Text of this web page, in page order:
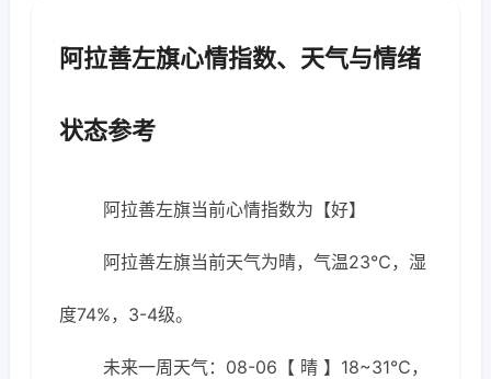
阿拉善左旗心情指数、天气与情绪
状态参考
阿拉善左旗当前心情指数为【好】
阿拉善左旗当前天气为晴，气温23℃，湿
度74%，3-4级。
未来一周天气：08-06【 晴 】18~31℃，